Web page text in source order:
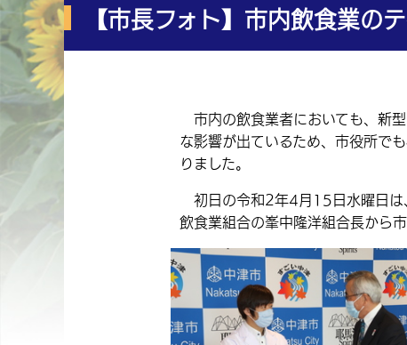
【市長フォト】市内飲食業の
市内の飲食業者においても、新
な影響が出ているため、市役所で
りました。
初日の令和2年4月15日水曜日は
飲食業組合の峯中隆洋組合長から